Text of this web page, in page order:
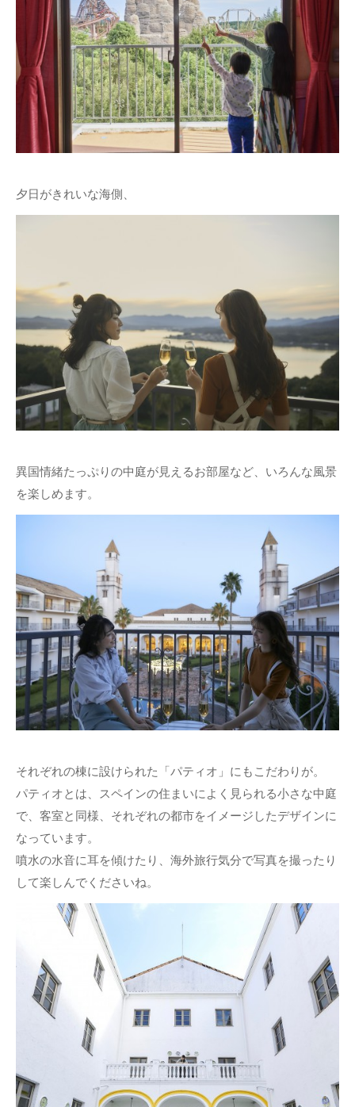
夕日がきれいな海側、
異国情緒たっぷりの中庭が見えるお部屋など、いろんな風景
を楽しめます。
それぞれの棟に設けられた「パティオ」にもこだわりが。
パティオとは、スペインの住まいによく見られる小さな中庭
で、客室と同様、それぞれの都市をイメージしたデザインに
なっています。
噴水の水音に耳を傾けたり、海外旅行気分で写真を撮ったり
して楽しんでくださいね。